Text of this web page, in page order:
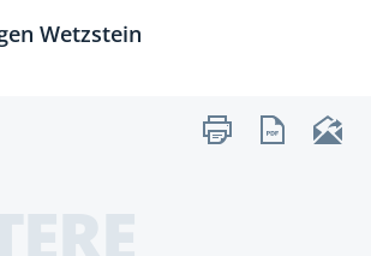
Wetzstein